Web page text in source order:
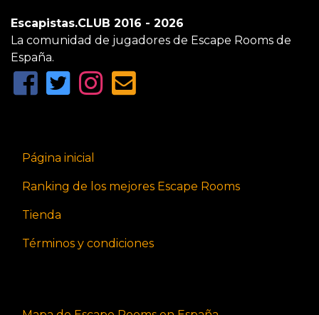
Escapistas.CLUB 2016 - 2026
La comunidad de jugadores de Escape Rooms de
España.
Página inicial
Ranking de los mejores Escape Rooms
Tienda
Términos y condiciones